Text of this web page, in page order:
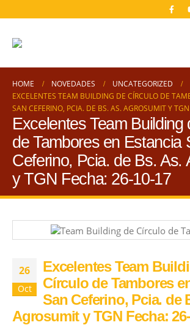
HOME NOVEDADES
UNCATEGORIZED
EXCELENTES TEAM BUILDING DE CÍRCULO DE
SAN CEFERINO, PCIA. DE BS. AS. AGROSUMIT Y
Excelentes Team Building
de Tambores en Estancia
Ceferino, Pcia. de Bs. As.
y TGN Fecha: 26-10-17
26
Oct
Excelentes Team
Círculo de Tambores
San Ceferino, Pcia. de
Agrosumit y TGN Fecha: